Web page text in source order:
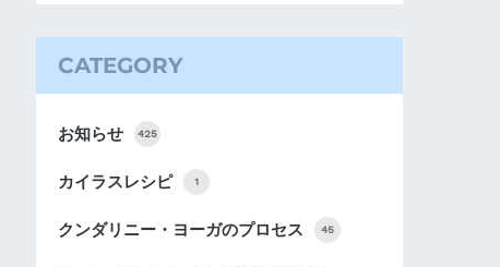
CATEGORY
お知らせ 425
カイラスレシピ 1
クンダリニー・ヨーガのプロセス 45